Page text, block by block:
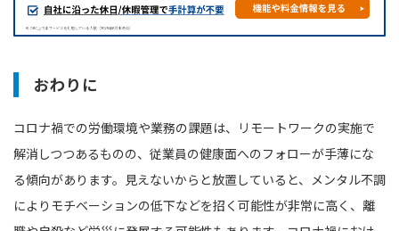
おわりに
コロナ禍での労働環境や業務の課題は、リモートワークの実施で
解消しつつあるものの、従業員の健康面へのフォローが手薄にな
る傾向があります。見えないからと放置していると、メンタル不調
によりモチベーションの低下などを招く可能性が非常に高く、離